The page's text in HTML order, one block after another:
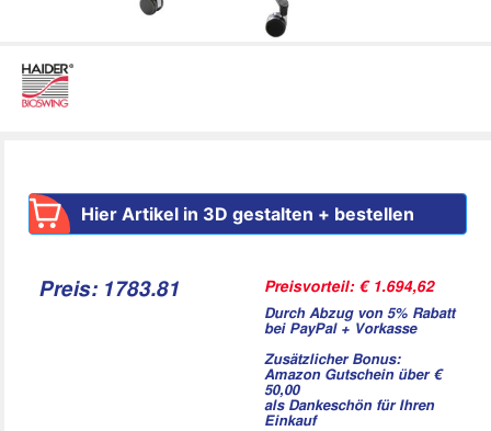
Hier Artikel in 3D gestalten + bestellen
Preis: 1783.81 Preisvorteil: € 1.694,62
Durch Abzug von 5% Rabatt
bei PayPal + Vorkasse
Zusätzlicher Bonus:
Amazon Gutschein über €
50,00
als Dankeschön für Ihren
Einkauf